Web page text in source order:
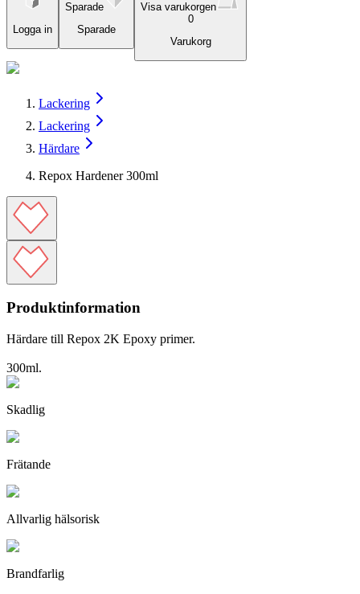
Logga in
Sparade
Sparade
Visa varukorgen
0
Varukorg
Lackering
Lackering
Härdare
Repox Hardener 300ml
Produktinformation
Härdare till Repox 2K Epoxy primer.
300ml.
Skadlig
Frätande
Allvarlig hälsorisk
Brandfarlig